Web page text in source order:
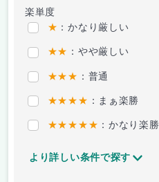
楽単度
★ ：かなり厳しい
★★ ：やや厳しい
★★★ ：普通
★★★★ ：まぁ楽勝
★★★★★ ：かなり楽勝
より詳しい条件で探す